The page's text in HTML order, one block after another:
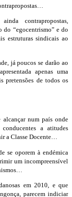
contrapropostas,
do “egocentrismo” e do
estruturas sindicais ao
já poucos se darão ao
apenas uma
pretensões de todos os
num país onde
a atitudes
a Classe Docente…
se oporem à endémica
um incompreensível
em 2010, e que
parecem indiciar